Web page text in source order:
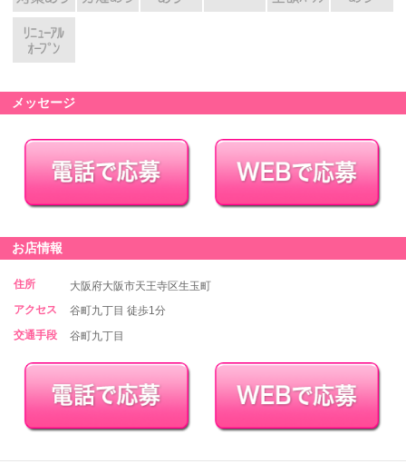
メッセージ
お店情報
住所
大阪府大阪市天王寺区生玉町
アクセス
谷町九丁目 徒歩1分
交通手段
谷町九丁目